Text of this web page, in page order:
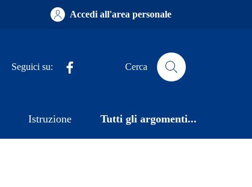
Accedi all'area personale
Seguici su: Cerca
Istruzione Tutti gli argomenti...